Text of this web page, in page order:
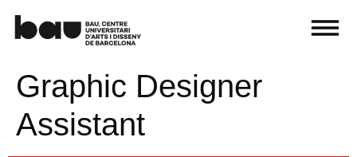
Graphic Designer
Assistant